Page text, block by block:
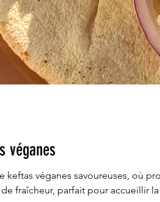
véganes
keftas véganes savoureuses, où
fraîcheur, parfait pour accueillir